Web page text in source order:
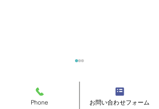
コメントPhone お問い合わせフォーム